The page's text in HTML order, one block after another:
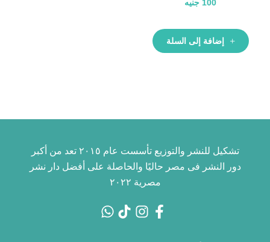
100 جنيه
إضافة إلى السلة
تشكيل للنشر والتوزيع تأسست عام ٢٠١٥ تعد من أكبر
دور النشر فى مصر حاليًا والحاصلة على أفضل دار نشر
مصرية ٢٠٢٢